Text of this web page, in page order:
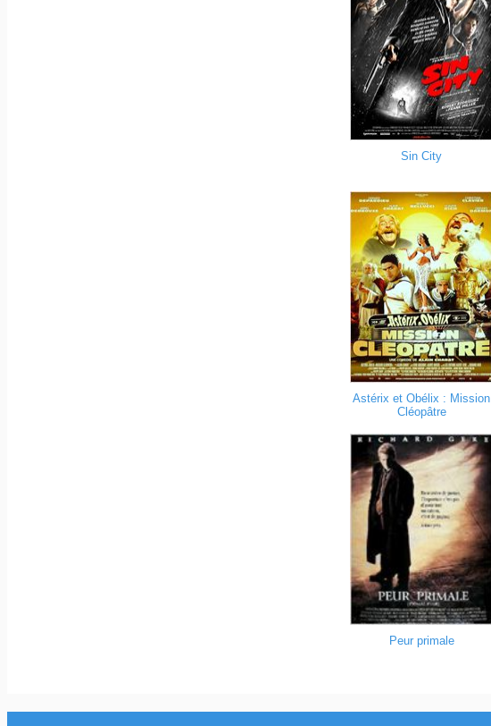
Sin City
Astérix et Obélix : Mission
Cléopâtre
Peur primale